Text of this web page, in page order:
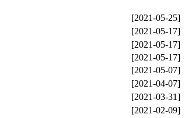
[2021-05-25]
[2021-05-17]
[2021-05-17]
[2021-05-17]
[2021-05-07]
[2021-04-07]
[2021-03-31]
[2021-02-09]